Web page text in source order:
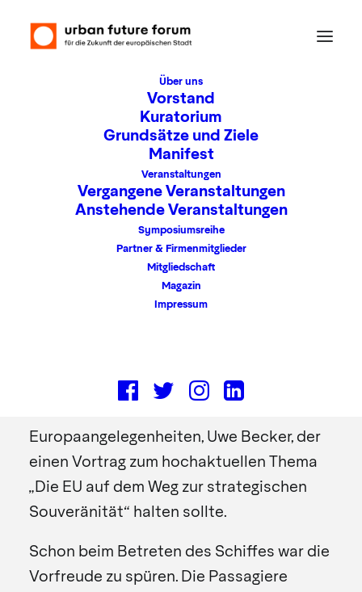
Über uns
Vorstand
Kuratorium
Grundsätze und Ziele
Manifest
Veranstaltungen
Vergangene Veranstaltungen
Anstehende Veranstaltungen
Symposiumsreihe
Partner & Firmenmitglieder
Mitgliedschaft
Magazin
Impressum
Zu Gast: Uwe Becker
Ahoi liebe Lesende,
Am sonnigen Morgen des 10. Oktober
starteten wir voller Vorfreude am
Eisernen Steg in Frankfurt zu einer Fahrt
auf dem Main mit dem Schiff „Wikinger“.
Anlass war der Besuch des
Europaangelegenheiten, Uwe Becker, der
einen Vortrag zum hochaktuellen Thema
„Die EU auf dem Weg zur strategischen
Souveränität“ halten sollte.
Schon beim Betreten des Schiffes war die
Vorfreude zu spüren. Die Passagiere